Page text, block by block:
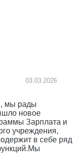
03.03.2026
мы рады
новое
Зарплата и
учреждения,
в себе ряд